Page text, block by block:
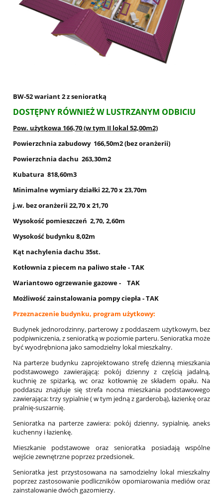
BW-52 wariant 2 z senioratką
DOSTĘPNY RÓWNIEŻ W LUSTRZANYM ODBICIU
Pow. użytkowa 166,70 (w tym II lokal 52,00m2)
Powierzchnia zabudowy 166,50m2 (bez oranżerii)
Powierzchnia dachu 263,30m2
Kubatura 818,60m3
Minimalne wymiary działki 22,70 x 23,70m
j.w. bez oranżerii 22,70 x 21,70
Wysokość pomieszczeń 2,70, 2,60m
Wysokość budynku 8,02m
Kąt nachylenia dachu 35st.
Kotłownia z piecem na paliwo stałe - TAK
Wariantowo ogrzewanie gazowe - TAK
Możliwość zainstalowania pompy ciepła - TAK
Przeznaczenie budynku, program użytkowy:
Budynek jednorodzinny, parterowy z poddaszem użytkowym, bez
podpiwniczenia, z senioratką w poziomie parteru. Senioratka może
być wyodrębniona jako samodzielny lokal mieszkalny.
Na parterze budynku zaprojektowano strefę dzienną mieszkania
podstawowego zawierającą: pokój dzienny z częścią jadalną,
kuchnię ze spiżarką, wc oraz kotłownię ze składem opału. Na
poddaszu znajduje się strefa nocna mieszkania podstawowego
zawierająca: trzy sypialnie ( w tym jedną z garderobą), łazienkę oraz
pralnię-suszarnię.
Senioratka na parterze zawiera: pokój dzienny, sypialnię, aneks
kuchenny i łazienkę.
Mieszkanie podstawowe oraz senioratka posiadają wspólne
wejście zewnętrzne poprzez przedsionek.
Senioratka jest przystosowana na samodzielny lokal mieszkalny
poprzez zastosowanie podliczników opomiarowania mediów oraz
zainstalowanie dwóch gazomierzy.